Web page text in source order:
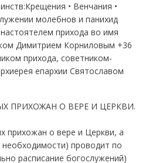
• Венчания •
молебнов и панихид
прихода во имя
Димитрием Корниловым +36
прихода, советником-
епархии Святославом
ПРИХОЖАН О ВЕРЕ И ЦЕРКВИ.
прихожан о вере и Церкви, а
проводит по
расписание богослужений)